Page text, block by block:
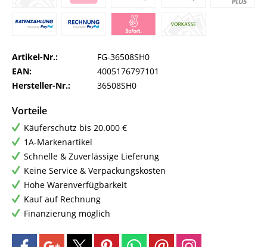
Artikel-Nr.:
FG-36508SH0
EAN:
4005176797101
Hersteller-Nr.:
36508SH0
Vorteile
Käuferschutz bis 20.000 €
1A-Markenartikel
Schnelle & Zuverlässige Lieferung
Keine Service & Verpackungskosten
Hohe Warenverfügbarkeit
Kauf auf Rechnung
Finanzierung möglich